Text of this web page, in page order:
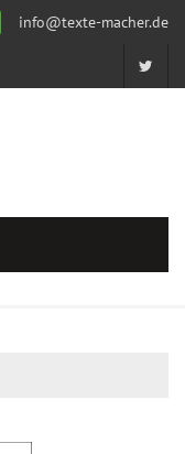
info@texte-macher.de